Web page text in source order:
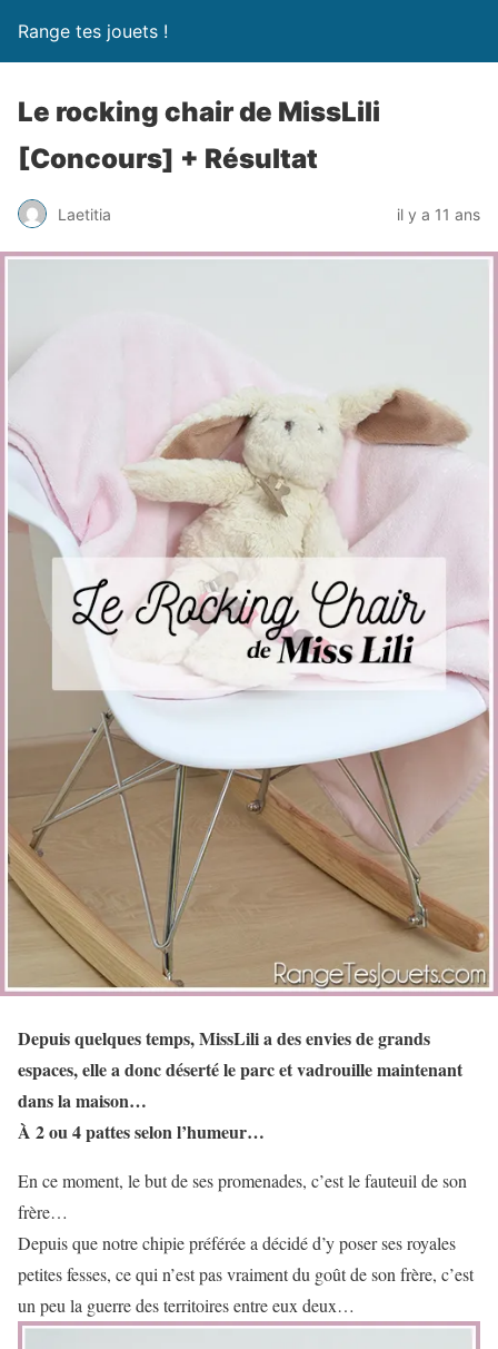
Range tes jouets !
Le rocking chair de MissLili
[Concours] + Résultat
Laetitia il y a 11 ans
Depuis quelques temps, MissLili a des envies de grands
espaces, elle a donc déserté le parc et vadrouille maintenant
dans la maison…
À 2 ou 4 pattes selon l’humeur…
En ce moment, le but de ses promenades, c’est le fauteuil de son
frère…
Depuis que notre chipie préférée a décidé d’y poser ses royales
petites fesses, ce qui n’est pas vraiment du goût de son frère, c’est
un peu la guerre des territoires entre eux deux…